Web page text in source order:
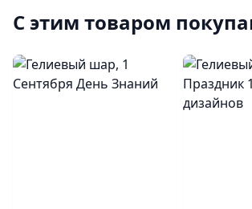
С этим товаром